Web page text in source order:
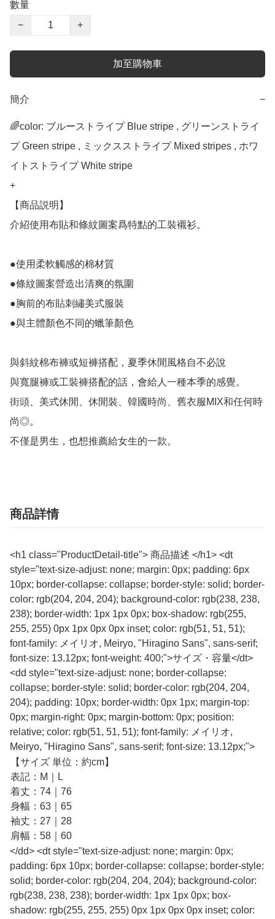
數量
−
+
加至購物車
簡介 −
🌈color: ブルーストライプ Blue stripe , グリーンストライ
プ Green stripe , ミックスストライプ Mixed stripes , ホワ
イトストライプ White stripe
+
【商品説明】
介紹使用布貼和條紋圖案爲特點的工裝襯衫。
●使用柔軟觸感的棉材質
●條紋圖案營造出清爽的氛圍
●胸前的布貼刺繡美式服裝
●與主體顏色不同的蠟筆顏色
與斜紋棉布褲或短褲搭配，夏季休閒風格自不必說
與寬腿褲或工裝褲搭配的話，會給人一種本季的感覺。
街頭、美式休閒、休閒裝、韓國時尚、舊衣服MIX和任何時
尚◎。
不僅是男生，也想推薦給女生的一款。
商品詳情
<h1 class="ProductDetail-title"> 商品描述 </h1> <dt
style="text-size-adjust: none; margin: 0px; padding: 6px
10px; border-collapse: collapse; border-style: solid; border-
color: rgb(204, 204, 204); background-color: rgb(238, 238,
238); border-width: 1px 1px 0px; box-shadow: rgb(255,
255, 255) 0px 1px 0px 0px inset; color: rgb(51, 51, 51);
font-family: メイリオ, Meiryo, "Hiragino Sans", sans-serif;
font-size: 13.12px; font-weight: 400;">サイズ・容量</dt>
<dd style="text-size-adjust: none; border-collapse:
collapse; border-style: solid; border-color: rgb(204, 204,
204); padding: 10px; border-width: 0px 1px; margin-top:
0px; margin-right: 0px; margin-bottom: 0px; position:
relative; color: rgb(51, 51, 51); font-family: メイリオ,
Meiryo, "Hiragino Sans", sans-serif; font-size: 13.12px;">
【サイズ 単位：約cm】
表記：M｜L
着丈：74｜76
身幅：63｜65
袖丈：27｜28
肩幅：58｜60
</dd> <dt style="text-size-adjust: none; margin: 0px;
padding: 6px 10px; border-collapse: collapse; border-style:
solid; border-color: rgb(204, 204, 204); background-color:
rgb(238, 238, 238); border-width: 1px 1px 0px; box-
shadow: rgb(255, 255, 255) 0px 1px 0px 0px inset; color: